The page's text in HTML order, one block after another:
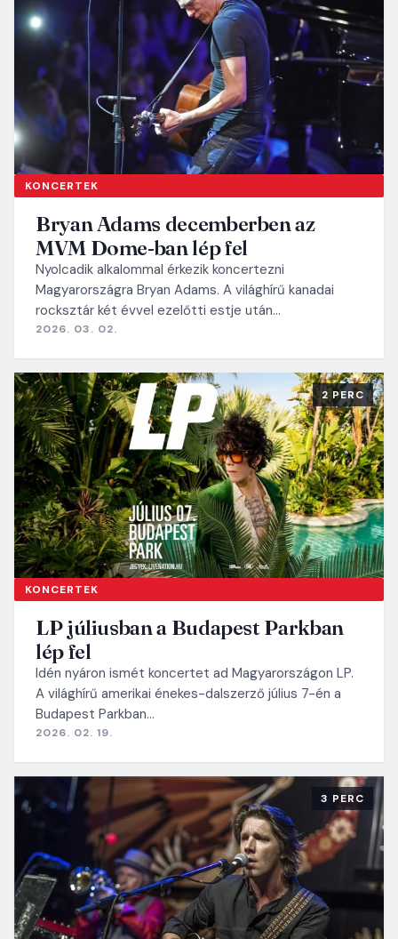
KONCERTEK
Bryan Adams decemberben az
MVM Dome-ban lép fel
Nyolcadik alkalommal érkezik koncertezni
Magyarországra Bryan Adams. A világhírű kanadai
rocksztár két évvel ezelőtti estje után…
2026. 03. 02.
KONCERTEK
2 PERC
LP júliusban a Budapest Parkban
lép fel
Idén nyáron ismét koncertet ad Magyarországon LP.
A világhírű amerikai énekes-dalszerző július 7-én a
Budapest Parkban…
2026. 02. 19.
3 PERC